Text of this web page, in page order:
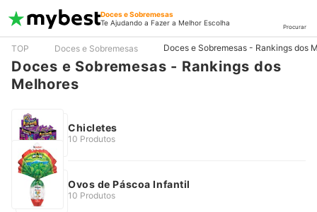
Doces e Sobremesas
Te Ajudando a Fazer a Melhor Escolha
Procurar
TOP Doces e Sobremesas Doces e Sobremesas - Rankings dos
Doces e Sobremesas - Rankings dos
Melhores
Chicletes
10 Produtos
Ovos de Páscoa Infantil
10 Produtos